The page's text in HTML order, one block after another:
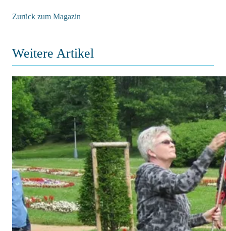
Zurück zum Magazin
Weitere Artikel